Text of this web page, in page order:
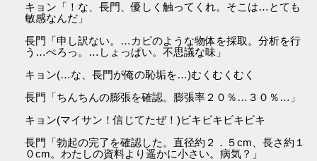
キョン「！な、長門、優しく触ってくれ。そこは…とても
敏感なんだ」
長門「申し訳ない。…カビのような物体を採取。分析を行
う…ぺろっ。…しょっぱい。不思議な味」
キョン(…な、長門が俺の恥垢を…)むくむくむく
長門「ちんちんの膨張を確認。膨張率２０％…３０％…」
キョン(マイサン！信じてたぜ！)ビキビキビキビキ
長門「勃起の完了を確認した。直径約２．５cm、長さ約１
０cm。わたしの資料より遥かに小さい。病気？」